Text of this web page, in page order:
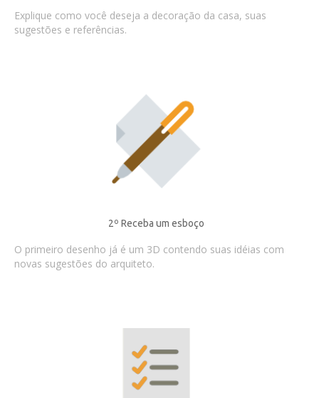
Explique como você deseja a decoração da casa, suas
sugestões e referências.
2º Receba um esboço
O primeiro desenho já é um 3D contendo suas idéias com
novas sugestões do arquiteto.